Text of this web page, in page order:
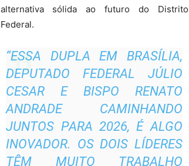
alternativa sólida ao futuro do Distrito
Federal.
“ESSA DUPLA EM BRASÍLIA,
DEPUTADO FEDERAL JÚLIO
CESAR E BISPO RENATO
ANDRADE CAMINHANDO
JUNTOS PARA 2026, É ALGO
INOVADOR. OS DOIS LÍDERES
TÊM MUITO TRABALHO